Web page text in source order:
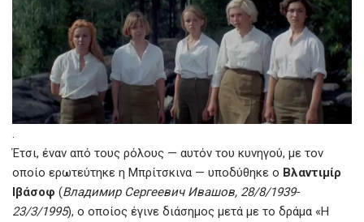
Έτσι, έναν από τους ρόλους — αυτόν του κυνηγού, με τον
οποίο ερωτεύτηκε η Μπρίτσκινα — υποδύθηκε ο Βλαντιμίρ
Ιβάσοφ (Владимир Сергеевич Ивашов, 28/8/1939-
23/3/1995), ο οποίος έγινε διάσημος μετά με το δράμα «Η